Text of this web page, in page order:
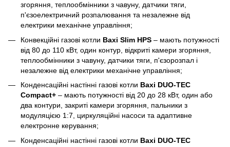
згоряння, теплообмінники з чавуну, датчики тяги,
п'єзоелектричний розпалювання та незалежне від
електрики механічне управління;
Конвекційні газові котли Baxi Slim HPS – мають потужності
від 80 до 110 кВт, один контур, відкриті камери згоряння,
теплообмінники з чавуну, датчики тяги, п'єзорозпал і
незалежне від електрики механічне управління;
Конденсаційні настінні газові котли Baxi DUO-TEC
Compact+ – мають потужності від 20 до 28 кВт, один або
два контури, закриті камери згоряння, пальники з
модуляцією 1:7, циркуляційні насоси та адаптивне
електронне керування;
Конденсаційні настінні газові котли Baxi DUO-TEC